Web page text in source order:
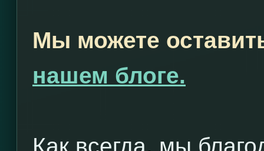
Мы можете
нашем блоге.